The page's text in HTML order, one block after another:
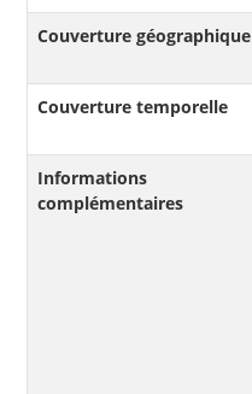
Couverture géographique
Couverture temporelle
Informations
complémentaires